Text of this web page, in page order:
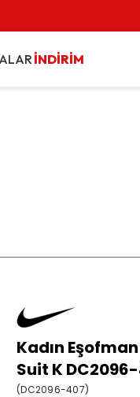
İNDİRİM
Kadın
Suit K
(DC2096-407)